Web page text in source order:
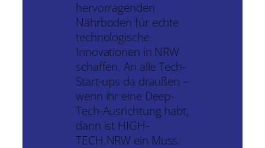
hervorragenden
Nährboden für echte
technologische
Innovationen in NRW
schaffen. An alle Tech-
Start-ups da draußen –
wenn ihr eine Deep-
Tech-Ausrichtung habt,
dann ist HIGH-
TECH.NRW ein Muss.